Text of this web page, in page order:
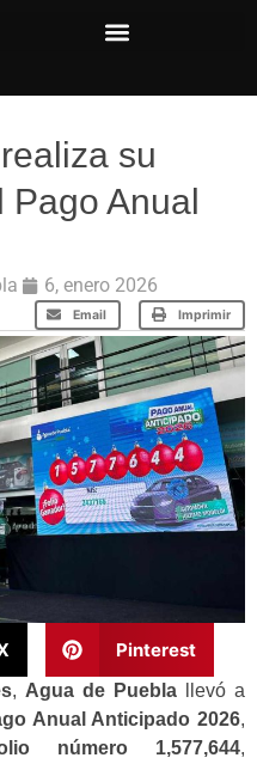
su
Pago Anual
6, enero 2026
Email Imprimir
Pinterest
, Agua de Puebla llevó a
Anual Anticipado 2026,
número 1,577,644,